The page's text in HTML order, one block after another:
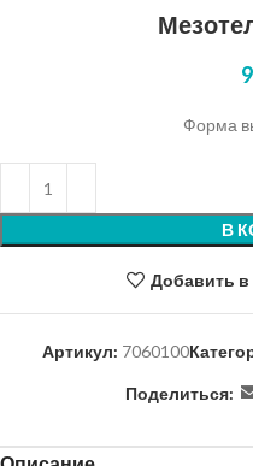
Форма
В
Добавить в
Артикул: 7060100
Поделиться: